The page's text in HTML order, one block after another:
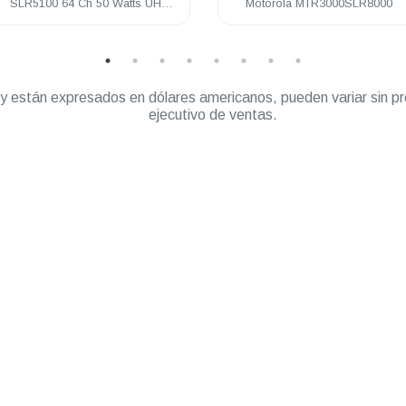
SLR5100 64 Ch 50 Watts UHF
Motorola MTR3000SLR8000
están expresados en dólares americanos, pueden variar sin
ejecutivo de ventas.